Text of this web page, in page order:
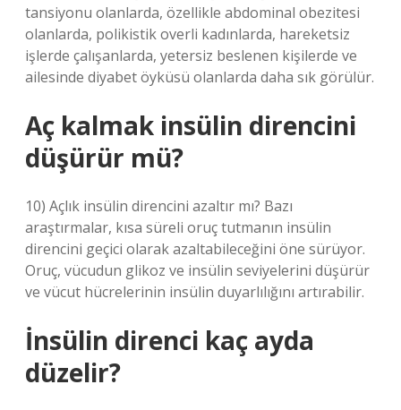
tansiyonu olanlarda, özellikle abdominal obezitesi
olanlarda, polikistik overli kadınlarda, hareketsiz
işlerde çalışanlarda, yetersiz beslenen kişilerde ve
ailesinde diyabet öyküsü olanlarda daha sık görülür.
Aç kalmak insülin direncini
düşürür mü?
10) Açlık insülin direncini azaltır mı? Bazı
araştırmalar, kısa süreli oruç tutmanın insülin
direncini geçici olarak azaltabileceğini öne sürüyor.
Oruç, vücudun glikoz ve insülin seviyelerini düşürür
ve vücut hücrelerinin insülin duyarlılığını artırabilir.
İnsülin direnci kaç ayda
düzelir?